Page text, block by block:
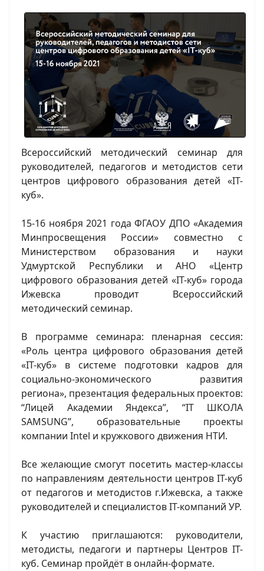
Всероссийский методический семинар для
руководителей, педагогов и методистов сети
центров цифрового образования детей «IT-
куб».
15-16 ноября 2021 года ФГАОУ ДПО «Академия
Минпросвещения России» совместно с
Министерством образования и науки
Удмуртской Республики и АНО «Центр
цифрового образования детей «IT-куб» города
Ижевска проводит Всероссийский
методический семинар.
В программе семинара: пленарная сессия:
«Роль центра цифрового образования детей
«IT-куб» в системе подготовки кадров для
социально-экономического развития
региона», презентация федеральных проектов:
“Лицей Академии Яндекса”, “IT ШКОЛА
SAMSUNG”, образовательные проекты
компании Intel и кружкового движения НТИ.
Все желающие смогут посетить мастер-классы
по направлениям деятельности центров IT-куб
от педагогов и методистов г.Ижевска, а также
руководителей и специалистов IT-компаний УР.
К участию приглашаются: руководители,
методисты, педагоги и партнеры Центров IT-
куб. Семинар пройдёт в онлайн-формате.